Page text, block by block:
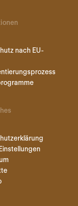
nach EU-